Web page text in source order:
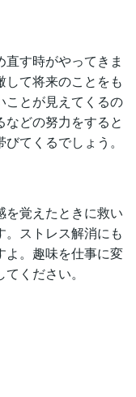
す時がやってきま
て将来のことをも
ことが見えてくるの
どの努力をすると
てくるでしょう。
を覚えたときに救い
。ストレス解消にも
よ。趣味を仕事に変
ください。